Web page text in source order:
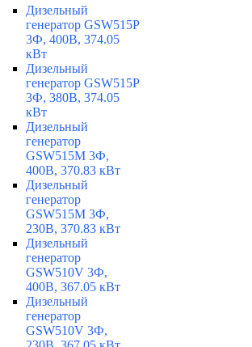
Дизельный
генератор GSW515P
3Ф, 400В, 374.05
кВт
Дизельный
генератор GSW515P
3Ф, 380В, 374.05
кВт
Дизельный
генератор
GSW515M 3Ф,
400В, 370.83 кВт
Дизельный
генератор
GSW515M 3Ф,
230В, 370.83 кВт
Дизельный
генератор
GSW510V 3Ф,
400В, 367.05 кВт
Дизельный
генератор
GSW510V 3Ф,